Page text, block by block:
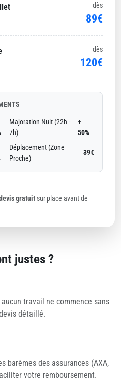
dès
89€
dès
120€
Majoration Nuit (22h -
7h)
+
50%
Déplacement (Zone
Proche)
39€
gratuitsur place avant de
justes ?
travail ne commence sans
détaillé.
barèmes des assurances (AXA,
votre remboursement.